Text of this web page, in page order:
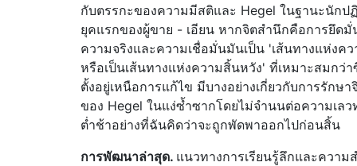
กับตรรกะของความมีสติและ Hegel ในฐานะนักป
ยุคแรกของผู้ขาย - เอียน หากจิตสำนึกคือการยึดมั่
ความจริงและความเชื่อมั่นมันเป็น 'เส้นทางแห่งค
หรือเป็นเส้นทางแห่งความสิ้นหวัง' ที่เหมาะสมกว่า
ตั้งอยู่เหนือการแก้ไข มีบางอย่างเกี่ยวกับการรักษ
ของ Hegel ในแง่ซ้ำซากโดยไม่จำนนต่อความเลว
ต่ำช้าอย่างที่ฉันคิดว่าจะถูกพัดพาออกไปก่อนสิ้น
การพัฒนาล่าสุด. แนวทางการเรียนรู้ลึกและความ